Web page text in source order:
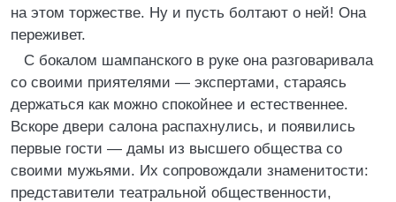
на этом торжестве. Ну и пусть болтают о ней! Она
переживет.
С бокалом шампанского в руке она разговаривала
со своими приятелями — экспертами, стараясь
держаться как можно спокойнее и естественнее.
Вскоре двери салона распахнулись, и появились
первые гости — дамы из высшего общества со
своими мужьями. Их сопровождали знаменитости:
представители театральной общественности,